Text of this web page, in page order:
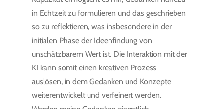
in Echtzeit zu formulieren und das geschrieben
so zu reflektieren, was insbesondere in der
initialen Phase der Ideenfindung von
unschätzbarem Wert ist. Die Interaktion mit der
KI kann somit einen kreativen Prozess
auslösen, in dem Gedanken und Konzepte
weiterentwickelt und verfeinert werden.